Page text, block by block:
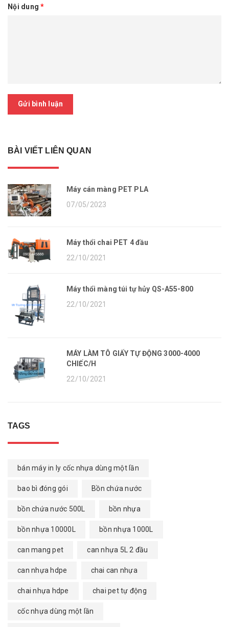
Nội dung*
Gửi bình luận
BÀI VIẾT LIÊN QUAN
Máy cán màng PET PLA
07/05/2023
Máy thổi chai PET 4 đầu
22/10/2021
Máy thổi màng túi tự hủy QS-A55-800
22/10/2021
MÁY LÀM TÔ GIẤY TỰ ĐỘNG 3000-4000
CHIẾC/H
22/10/2021
TAGS
bán máy in ly cốc nhựa dùng một lần
bao bì đóng gói Bồn chứa nước
bồn chứa nước 500L bồn nhựa
bồn nhựa 10000L bồn nhựa 1000L
can mang pet can nhựa 5L 2 đầu
can nhựa hdpe chai can nhựa
chai nhựa hdpe chai pet tự động
cốc nhựa dùng một lần